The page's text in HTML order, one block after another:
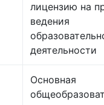
лицензию на
ведения
деятельности
Основная